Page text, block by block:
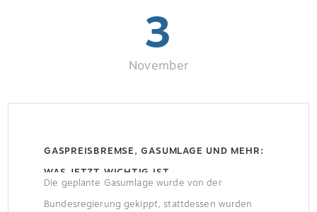
3
November
GASPREISBREMSE, GASUMLAGE UND MEHR:
WAS JETZT WICHTIG IST
Die geplante Gasumlage wurde von der
Bundesregierung gekippt, stattdessen wurden